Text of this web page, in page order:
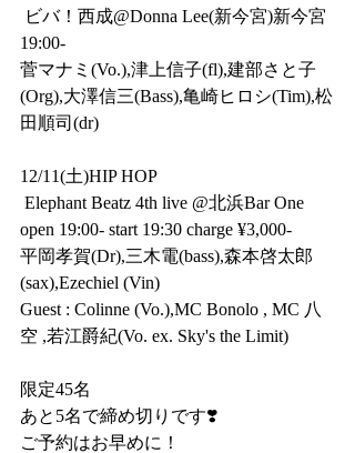
ビバ！西成@Donna Lee(新今宮)新今宮
19:00-
菅マナミ(Vo.),津上信子(fl),建部さと子
(Org),大澤信三(Bass),亀崎ヒロシ(Tim),松
田順司(dr)
12/11(土)HIP HOP
Elephant Beatz 4th live @北浜Bar One
open 19:00- start 19:30 charge ¥3,000-
平岡孝賀(Dr),三木電(bass),森本啓太郎
(sax),Ezechiel (Vin)
Guest : Colinne (Vo.),MC Bonolo , MC 八
空 ,若江爵紀(Vo. ex. Sky's the Limit)
限定45名
あと5名で締め切りです❣️
ご予約はお早めに！